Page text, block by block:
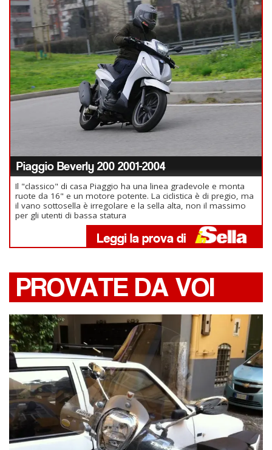
Piaggio Beverly 200 2001-2004
Il "classico" di casa Piaggio ha una linea gradevole e monta
ruote da 16" e un motore potente. La ciclistica è di pregio, ma
il vano sottosella è irregolare e la sella alta, non il massimo
per gli utenti di bassa statura
PROVATE DA VOI